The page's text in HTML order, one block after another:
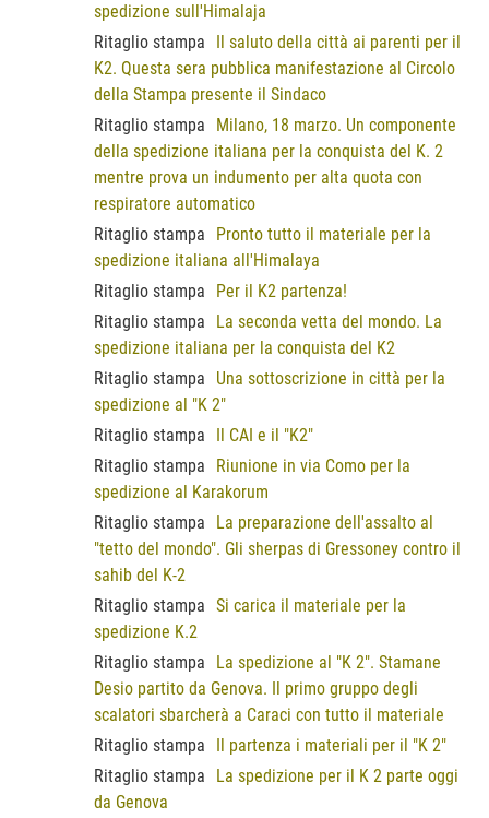
spedizione sull'Himalaja
Ritaglio stampa
Il saluto della città ai parenti per il
K2. Questa sera pubblica manifestazione al Circolo
della Stampa presente il Sindaco
Ritaglio stampa
Milano, 18 marzo. Un componente
della spedizione italiana per la conquista del K. 2
mentre prova un indumento per alta quota con
respiratore automatico
Ritaglio stampa
Pronto tutto il materiale per la
spedizione italiana all'Himalaya
Ritaglio stampa
Per il K2 partenza!
Ritaglio stampa
La seconda vetta del mondo. La
spedizione italiana per la conquista del K2
Ritaglio stampa
Una sottoscrizione in città per la
spedizione al "K 2"
Ritaglio stampa
Il CAI e il "K2"
Ritaglio stampa
Riunione in via Como per la
spedizione al Karakorum
Ritaglio stampa
La preparazione dell'assalto al
"tetto del mondo". Gli sherpas di Gressoney contro il
sahib del K-2
Ritaglio stampa Si carica il materiale per la
spedizione K.2
Ritaglio stampa
La spedizione al "K 2". Stamane
Desio partito da Genova. Il primo gruppo degli
scalatori sbarcherà a Caraci con tutto il materiale
Ritaglio stampa
Il partenza i materiali per il "K 2"
Ritaglio stampa
La spedizione per il K 2 parte oggi
da Genova